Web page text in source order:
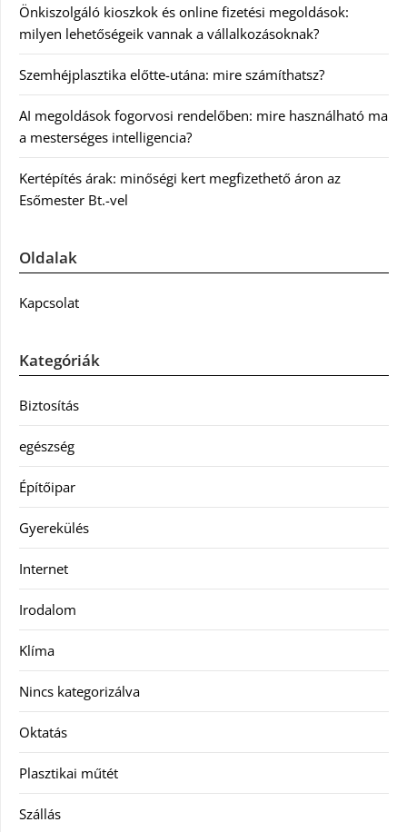
Önkiszolgáló kioszkok és online fizetési megoldások:
milyen lehetőségeik vannak a vállalkozásoknak?
Szemhéjplasztika előtte-utána: mire számíthatsz?
AI megoldások fogorvosi rendelőben: mire használható ma
a mesterséges intelligencia?
Kertépítés árak: minőségi kert megfizethető áron az
Esőmester Bt.-vel
Oldalak
Kapcsolat
Kategóriák
Biztosítás
egészség
Építőipar
Gyerekülés
Internet
Irodalom
Klíma
Nincs kategorizálva
Oktatás
Plasztikai műtét
Szállás